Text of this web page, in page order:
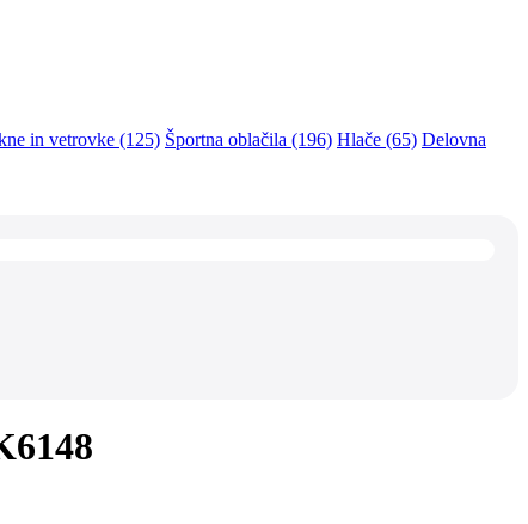
in vetrovke (125) Športna oblačila (196) Hlače (65) Delovna